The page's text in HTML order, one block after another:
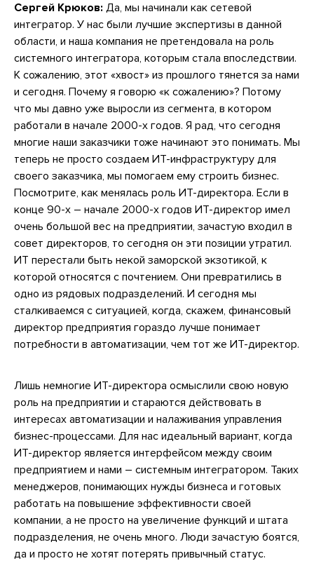
Сергей Крюков: Да, мы начинали как сетевой
интегратор. У нас были лучшие экспертизы в данной
области, и наша компания не претендовала на роль
системного интегратора, которым стала впоследствии.
К сожалению, этот «хвост» из прошлого тянется за нами
и сегодня. Почему я говорю «к сожалению»? Потому
что мы давно уже выросли из сегмента, в котором
работали в начале 2000-х годов. Я рад, что сегодня
многие наши заказчики тоже начинают это понимать. Мы
теперь не просто создаем ИТ-инфраструктуру для
своего заказчика, мы помогаем ему строить бизнес.
Посмотрите, как менялась роль ИТ-директора. Если в
конце 90-х – начале 2000-х годов ИТ-директор имел
очень большой вес на предприятии, зачастую входил в
совет директоров, то сегодня он эти позиции утратил.
ИТ перестали быть некой заморской экзотикой, к
которой относятся с почтением. Они превратились в
одно из рядовых подразделений. И сегодня мы
сталкиваемся с ситуацией, когда, скажем, финансовый
директор предприятия гораздо лучше понимает
потребности в автоматизации, чем тот же ИТ-директор.
Лишь немногие ИТ-директора осмыслили свою новую
роль на предприятии и стараются действовать в
интересах автоматизации и налаживания управления
бизнес-процессами. Для нас идеальный вариант, когда
ИТ-директор является интерфейсом между своим
предприятием и нами – системным интегратором. Таких
менеджеров, понимающих нужды бизнеса и готовых
работать на повышение эффективности своей
компании, а не просто на увеличение функций и штата
подразделения, не очень много. Люди зачастую боятся,
да и просто не хотят потерять привычный статус.